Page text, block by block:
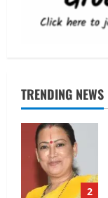
TRENDING NEWS